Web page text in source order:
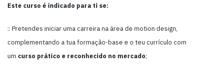
Este curso é indicado para ti se:
:: Pretendes iniciar uma carreira na área de motion design,
complementando a tua formação-base e o teu currículo com
um curso prático e reconhecido no mercado;